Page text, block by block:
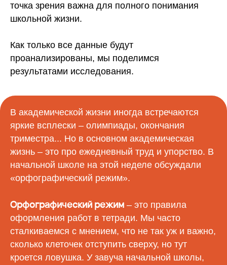
точка зрения важна для полного понимания
школьной жизни.
Как только все данные будут
проанализированы, мы поделимся
результатами исследования.
В академической жизни иногда встречаются
яркие всплески – олимпиады, окончания
триместра... Но в основном академическая
жизнь – это про ежедневный труд и упорство. В
начальной школе на этой неделе обсуждали
«орфографический режим».
Орфографический режим – это правила
оформления работ в тетради. Мы часто
сталкиваемся с мнением, что не так уж и важно,
сколько клеточек отступить сверху, но тут
кроется ловушка. У завуча начальной школы,